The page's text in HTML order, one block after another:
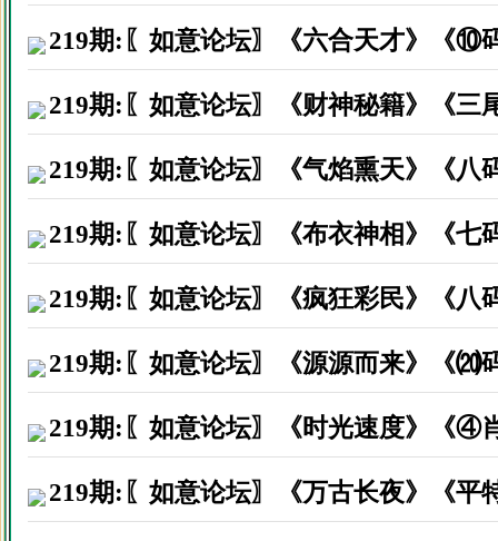
219期:〖如意论坛〗《六合天才》《⑩
219期:〖如意论坛〗《财神秘籍》《三
219期:〖如意论坛〗《气焰熏天》《八
219期:〖如意论坛〗《布衣神相》《七
219期:〖如意论坛〗《疯狂彩民》《八
219期:〖如意论坛〗《源源而来》《⒇
219期:〖如意论坛〗《时光速度》《④
219期:〖如意论坛〗《万古长夜》《平